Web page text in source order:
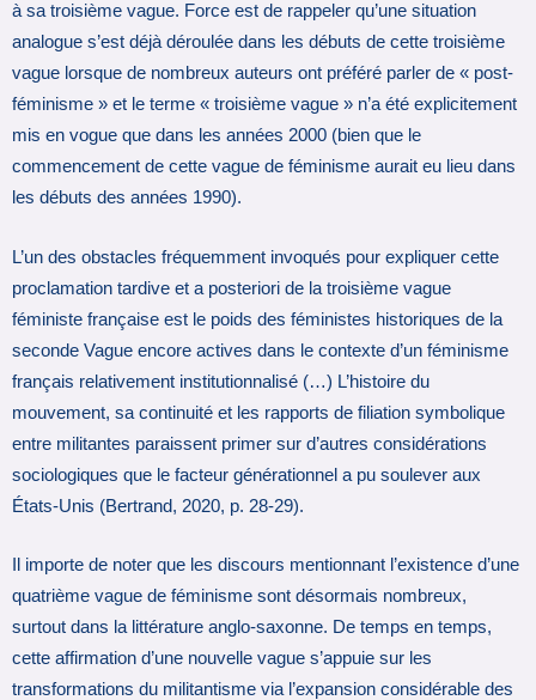
à sa troisième vague. Force est de rappeler qu’une situation
analogue s’est déjà déroulée dans les débuts de cette troisième
vague lorsque de nombreux auteurs ont préféré parler de « post-
féminisme » et le terme « troisième vague » n’a été explicitement
mis en vogue que dans les années 2000 (bien que le
commencement de cette vague de féminisme aurait eu lieu dans
les débuts des années 1990).
L’un des obstacles fréquemment invoqués pour expliquer cette
proclamation tardive et a posteriori de la troisième vague
féministe française est le poids des féministes historiques de la
seconde Vague encore actives dans le contexte d’un féminisme
français relativement institutionnalisé (…) L’histoire du
mouvement, sa continuité et les rapports de filiation symbolique
entre militantes paraissent primer sur d’autres considérations
sociologiques que le facteur générationnel a pu soulever aux
États-Unis (Bertrand, 2020, p. 28‑29).
Il importe de noter que les discours mentionnant l’existence d’une
quatrième vague de féminisme sont désormais nombreux,
surtout dans la littérature anglo-saxonne. De temps en temps,
cette affirmation d’une nouvelle vague s’appuie sur les
transformations du militantisme via l’expansion considérable des